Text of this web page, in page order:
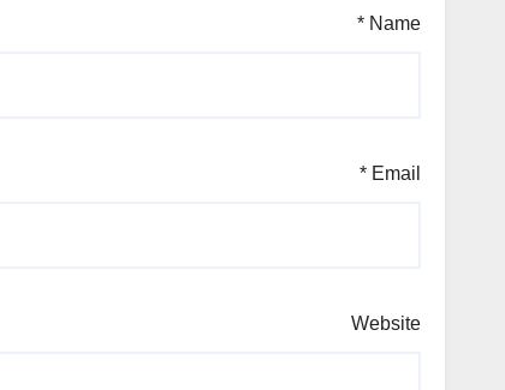
Name
*
Email
*
Website